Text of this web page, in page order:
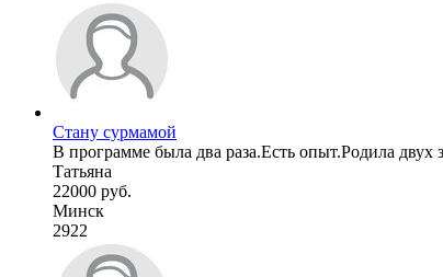
Стану сурмамой
В программе была два раза.Есть опыт.Родила двух
Татьяна
22000 руб.
Минск
2922